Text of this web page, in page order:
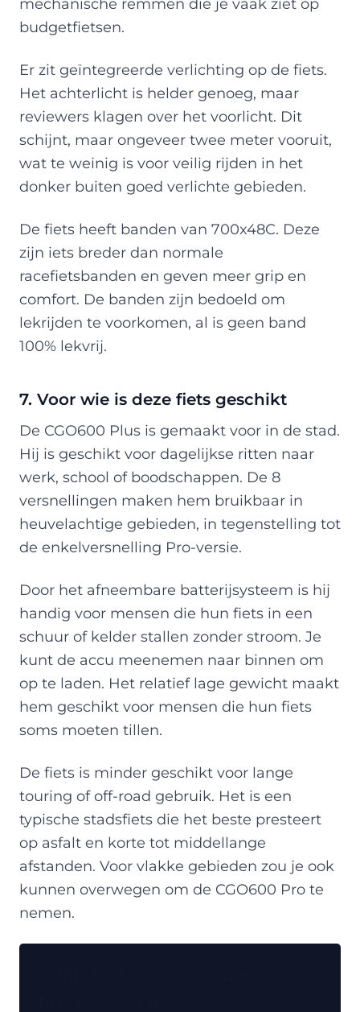
mechanische remmen die je vaak ziet op
budgetfietsen.
Er zit geïntegreerde verlichting op de fiets.
Het achterlicht is helder genoeg, maar
reviewers klagen over het voorlicht. Dit
schijnt, maar ongeveer twee meter vooruit,
wat te weinig is voor veilig rijden in het
donker buiten goed verlichte gebieden.
De fiets heeft banden van 700x48C. Deze
zijn iets breder dan normale
racefietsbanden en geven meer grip en
comfort. De banden zijn bedoeld om
lekrijden te voorkomen, al is geen band
100% lekvrij.
7. Voor wie is deze fiets geschikt
De CGO600 Plus is gemaakt voor in de stad.
Hij is geschikt voor dagelijkse ritten naar
werk, school of boodschappen. De 8
versnellingen maken hem bruikbaar in
heuvelachtige gebieden, in tegenstelling tot
de enkelversnelling Pro-versie.
Door het afneembare batterijsysteem is hij
handig voor mensen die hun fiets in een
schuur of kelder stallen zonder stroom. Je
kunt de accu meenemen naar binnen om
op te laden. Het relatief lage gewicht maakt
hem geschikt voor mensen die hun fiets
soms moeten tillen.
De fiets is minder geschikt voor lange
touring of off-road gebruik. Het is een
typische stadsfiets die het beste presteert
op asfalt en korte tot middellange
afstanden. Voor vlakke gebieden zou je ook
kunnen overwegen om de CGO600 Pro te
nemen.